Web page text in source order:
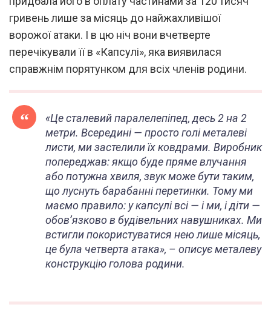
гривень лише за місяць до найжахливішої
ворожої атаки. І в цю ніч вони вчетверте
перечікували її в «Капсулі», яка виявилася
справжнім порятунком для всіх членів родини.
«Це сталевий паралелепіпед, десь 2 на 2
метри. Всередині — просто голі металеві
листи, ми застелили їх ковдрами. Виробник
попереджав: якщо буде пряме влучання
або потужна хвиля, звук може бути таким,
що луснуть барабанні перетинки. Тому ми
маємо правило: у капсулі всі — і ми, і діти —
обов’язково в будівельних навушниках. Ми
встигли покористуватися нею лише місяць,
це була четверта атака», – описує металеву
конструкцію голова родини.